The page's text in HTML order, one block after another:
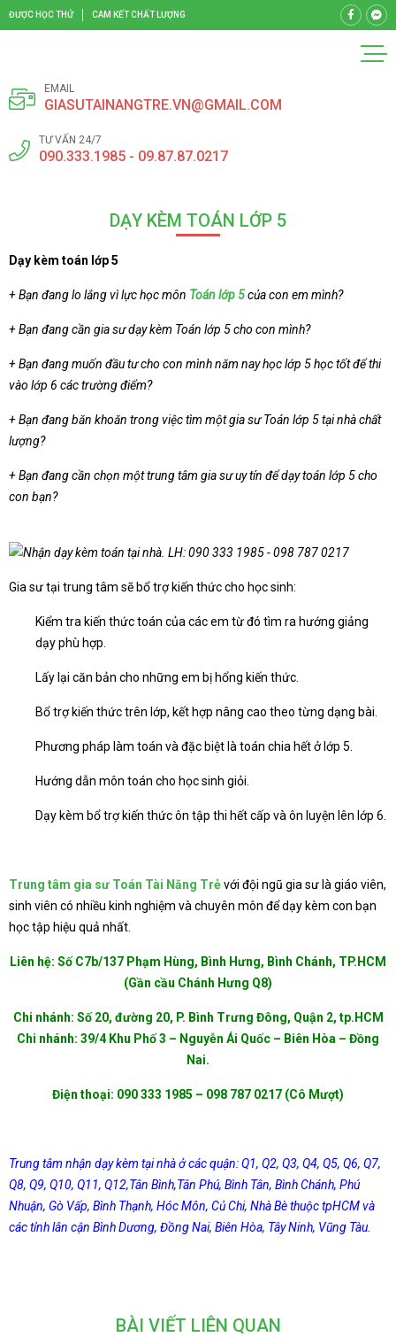
ĐƯỢC HỌC THỬ CAM KẾT CHẤT LƯỢNG
EMAIL
GIASUTAINANGTRE.VN@GMAIL.COM
TƯ VẤN 24/7
090.333.1985 - 09.87.87.0217
DẠY KÈM TOÁN LỚP 5
Dạy kèm toán lớp 5
+ Bạn đang lo lắng vì lực học môn Toán lớp 5của con em mình?
+ Bạn đang cần gia sư dạy kèm Toán lớp 5 cho con mình?
+ Bạn đang muốn đầu tư cho con mình năm nay học lớp 5 học tốt để thi
vào lớp 6 các trường điểm?
+ Bạn đang băn khoăn trong việc tìm một gia sư Toán lớp 5 tại nhà chất
lượng?
+ Bạn đang cần chọn một trung tâm gia sư uy tín để dạy toán lớp 5 cho
con bạn?
Gia sư tại trung tâm sẽ bổ trợ kiến thức cho học sinh:
Kiểm tra kiến thức toán của các em từ đó tìm ra hướng giảng
dạy phù hợp.
Lấy lại căn bản cho những em bị hổng kiến thức.
Bổ trợ kiến thức trên lớp, kết hợp nâng cao theo từng dạng bài.
Phương pháp làm toán và đặc biệt là toán chia hết ở lớp 5.
Hướng dẫn môn toán cho học sinh giỏi.
Dạy kèm bổ trợ kiến thức ôn tập thi hết cấp và ôn luyện lên lớp 6.
Trung tâm gia sư Toán Tài Năng Trẻvới đội ngũ gia sư là giáo viên,
sinh viên có nhiều kinh nghiệm và chuyên môn để dạy kèm con bạn
học tập hiệu quả nhất.
Liên hệ: Số C7b/137 Phạm Hùng, Bình Hưng, Bình Chánh, TP.HCM
(Gần cầu Chánh Hưng Q8)
Chi nhánh: Số 20, đường 20, P. Bình Trưng Đông, Quận 2, tp.HCM
Chi nhánh: 39/4 Khu Phố 3 – Nguyễn Ái Quốc – Biên Hòa – Đồng
Nai.
Điện thoại: 090 333 1985 – 098 787 0217 (Cô Mượt)
Trung tâm nhận dạy kèm tại nhà ở các quận: Q1, Q2, Q3, Q4, Q5, Q6, Q7,
Q8, Q9, Q10, Q11, Q12,Tân Bình,Tân Phú, Bình Tân, Bình Chánh, Phú
Nhuận, Gò Vấp, Bình Thạnh, Hóc Môn, Củ Chi, Nhà Bè thuộc tpHCM và
các tỉnh lân cận Bình Dương, Đồng Nai, Biên Hòa, Tây Ninh, Vũng Tàu.
BÀI VIẾT LIÊN QUAN